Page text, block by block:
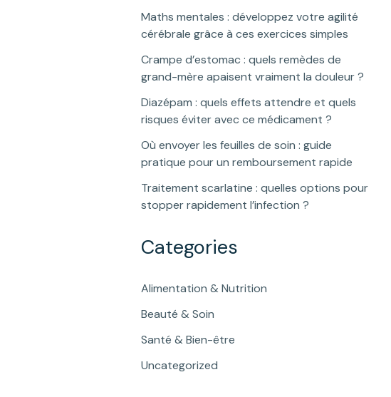
Maths mentales : développez votre agilité
cérébrale grâce à ces exercices simples
Crampe d’estomac : quels remèdes de
grand-mère apaisent vraiment la douleur ?
Diazépam : quels effets attendre et quels
risques éviter avec ce médicament ?
Où envoyer les feuilles de soin : guide
pratique pour un remboursement rapide
Traitement scarlatine : quelles options pour
stopper rapidement l’infection ?
Categories
Alimentation & Nutrition
Beauté & Soin
Santé & Bien-être
Uncategorized